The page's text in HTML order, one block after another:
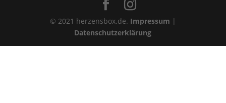
© 2021 herzensbox.de. Impressum |
Datenschutzerklärung